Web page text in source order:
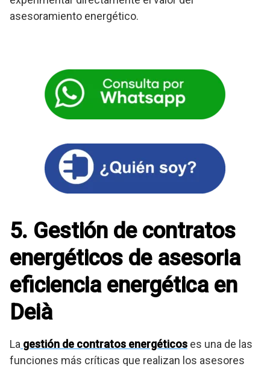
asesoramiento energético.
5. Gestión de contratos
energéticos de asesoria
eficiencia energética en
Deià
La gestión de contratos energéticos es una de las
funciones más críticas que realizan los asesores